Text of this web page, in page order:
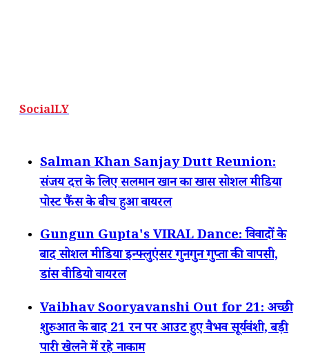
SocialLY
Salman Khan Sanjay Dutt Reunion:
संजय दत्त के लिए सलमान खान का खास सोशल मीडिया
पोस्ट फैंस के बीच हुआ वायरल
Gungun Gupta's VIRAL Dance: विवादों के
बाद सोशल मीडिया इन्फ्लुएंसर गुनगुन गुप्ता की वापसी,
डांस वीडियो वायरल
Vaibhav Sooryavanshi Out for 21: अच्छी
शुरुआत के बाद 21 रन पर आउट हुए वैभव सूर्यवंशी, बड़ी
पारी खेलने में रहे नाकाम